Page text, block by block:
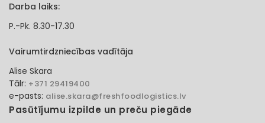
Darba laiks:
P.-Pk. 8.30-17.30
Vairumtirdzniecības vadītāja
Alise Skara
Tālr: +371 29419400
e-pasts: alise.skara@freshfoodlogistics.lv
Pasūtījumu izpilde un preču piegāde